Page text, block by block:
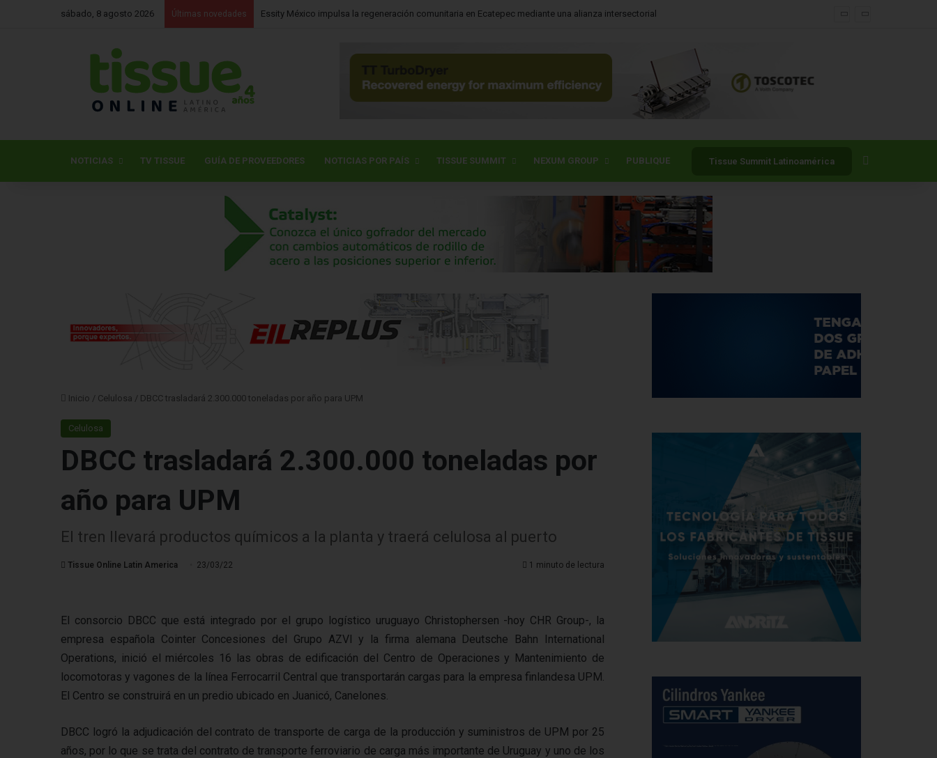
sábado, 8 agosto 2026 Últimas novedades
NOTICIAS TV TISSUE GUÍA DE PROVEEDORES NOTICIAS POR PAÍS TISSUE SUMMIT NEXUM GROUP PUBLIQUE Tissue Summit Latinoamérica
Inicio / Celulosa / DBCC trasladará 2.300.000 toneladas por año para UPM
Celulosa
DBCC trasladará 2.300.000 toneladas por
año para UPM
El tren llevará productos químicos a la planta y traerá celulosa al puerto
Tissue Online Latin America 23/03/22 1 minuto de lectura
El consorcio DBCC que está integrado por el grupo logístico uruguayo Christophersen -hoy CHR Group-, la
empresa española Cointer Concesiones del Grupo AZVI y la firma alemana Deutsche Bahn International
Operations, inició el miércoles 16 las obras de edificación del Centro de Operaciones y Mantenimiento de
locomotoras y vagones de la línea Ferrocarril Central que transportarán cargas para la empresa finlandesa UPM.
El Centro se construirá en un predio ubicado en Juanicó, Canelones.
DBCC logró la adjudicación del contrato de transporte de carga de la producción y suministros de UPM por 25
años, por lo que se trata del contrato de transporte ferroviario de carga más importante de Uruguay y uno de los